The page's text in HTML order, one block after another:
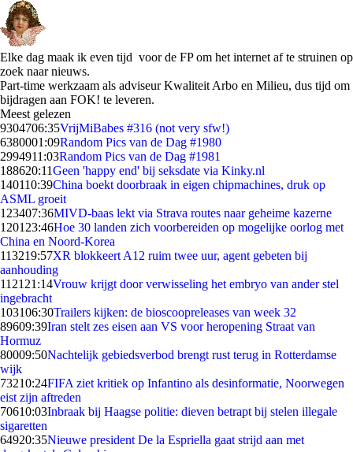
Elke dag maak ik even tijd voor de FP om het internet af te struinen op
zoek naar nieuws.
Part-time werkzaam als adviseur Kwaliteit Arbo en Milieu, dus tijd om
bijdragen aan FOK! te leveren.
Meest gelezen
9304706:35VrijMiBabes #316 (not very sfw!)
6380001:09Random Pics van de Dag #1980
2994911:03Random Pics van de Dag #1981
188620:11Geen 'happy end' bij seksdate via Kinky.nl
140110:39China boekt doorbraak in eigen chipmachines, druk op
ASML groeit
123407:36MIVD-baas lekt via Strava routes naar geheime kazerne
1201 23:46Hoe 30 landen zich voorbereiden op mogelijke oorlog met
China en Noord-Korea
113219:57XR blokkeert A12 ruim twee uur, agent gebeten bij
aanhouding
1121 21:14Vrouw krijgt door verwisseling het embryo van ander stel
ingebracht
103106:30Trailers kijken: de bioscoopreleases van week 32
89609:39Iran stelt zes eisen aan VS voor heropening Straat van
Hormuz
80009:50Nachtelijk gebiedsverbod brengt rust terug in Rotterdamse
wijk
73210:24FIFA ziet kritiek op Infantino als desinformatie, Noorwegen
eist zijn aftreden
70610:03Inbraak bij Haagse politie: dieven betrapt bij stelen illegale
sigaretten
64920:35Nieuwe president De la Espriella gaat strijd aan met